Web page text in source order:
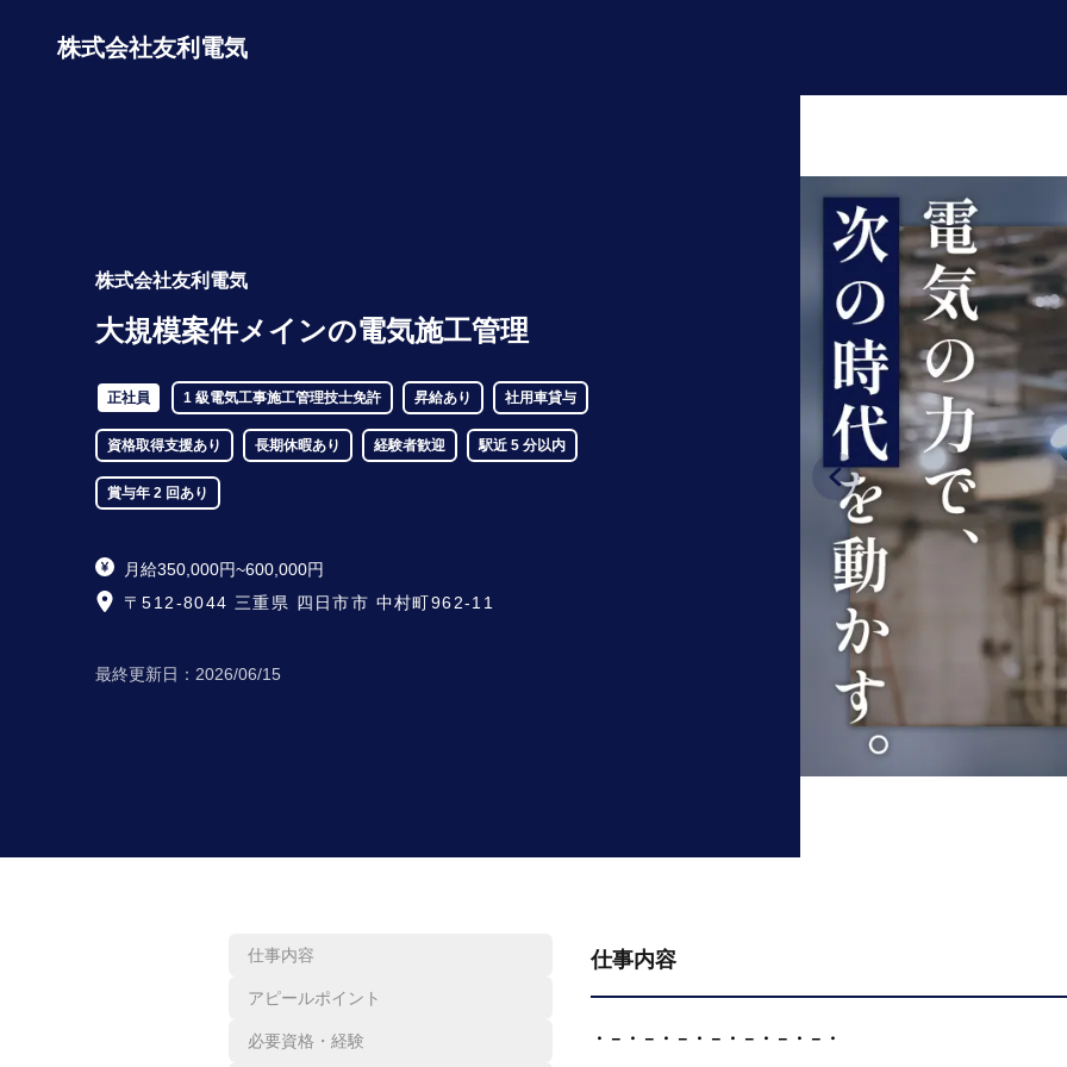
株式会社友利電気
株式会社友利電気
大規模案件メインの電気施工管理
正社員 1 級電気工事施工管理技士免許 昇給あり 社用車貸与
資格取得支援あり 長期休暇あり 経験者歓迎 駅近 5 分以内
賞与年 2 回あり
月給350,000円~600,000円
〒512-8044 三重県 四日市市 中村町962-11
最終更新日： 2026/06/15
仕事内容
アピールポイント
必要資格・経験
仕事内容
・－・－・－・－・－・－・－・